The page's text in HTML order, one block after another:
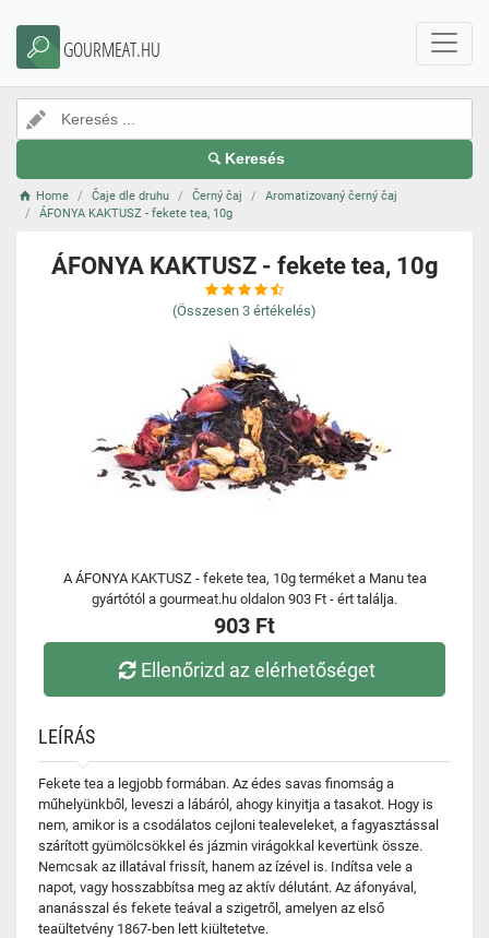
GOURMEAT.HU
Keresés
Home Čaje dle druhu Černý čaj
Aromatizovaný černý čaj
ÁFONYA KAKTUSZ - fekete tea, 10g
ÁFONYA KAKTUSZ - fekete tea, 10g
(Összesen 3 értékelés)
A ÁFONYA KAKTUSZ - fekete tea, 10g terméket a Manu tea
gyártótól a gourmeat.hu oldalon 903 Ft - ért találja.
903 Ft
Ellenőrizd az elérhetőséget
LEÍRÁS
Fekete tea a legjobb formában. Az édes savas finomság a
műhelyünkből, leveszi a lábáról, ahogy kinyitja a tasakot. Hogy is
nem, amikor is a csodálatos cejloni tealeveleket, a fagyasztással
szárított gyümölcsökkel és jázmin virágokkal kevertünk össze.
Nemcsak az illatával frissít, hanem az ízével is. Indítsa vele a
napot, vagy hosszabbítsa meg az aktív délutánt. Az áfonyával,
ananásszal és fekete teával a szigetről, amelyen az első
teaültetvény 1867-ben lett kiültetetve.